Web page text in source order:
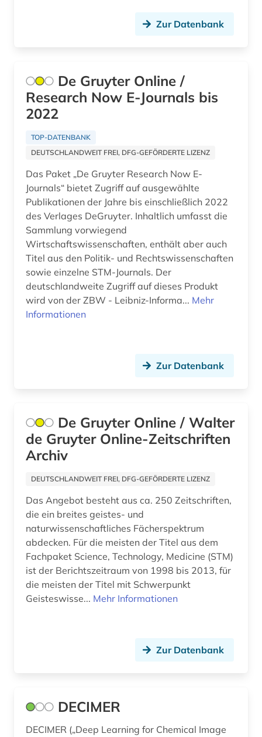
Zur Datenbank
De Gruyter Online /
Research Now E-Journals bis
2022
TOP-DATENBANK
DEUTSCHLANDWEIT FREI, DFG-GEFÖRDERTE LIZENZ
Das Paket „De Gruyter Research Now E-
Journals“ bietet Zugriff auf ausgewählte
Publikationen der Jahre bis einschließlich 2022
des Verlages DeGruyter. Inhaltlich umfasst die
Sammlung vorwiegend
Wirtschaftswissenschaften, enthält aber auch
Titel aus den Politik- und Rechtswissenschaften
sowie einzelne STM-Journals. Der
deutschlandweite Zugriff auf dieses Produkt
wird von der ZBW - Leibniz-Informa... Mehr
Informationen
Zur Datenbank
De Gruyter Online / Walter
de Gruyter Online-Zeitschriften
Archiv
DEUTSCHLANDWEIT FREI, DFG-GEFÖRDERTE LIZENZ
Das Angebot besteht aus ca. 250 Zeitschriften,
die ein breites geistes- und
naturwissenschaftliches Fächerspektrum
abdecken. Für die meisten der Titel aus dem
Fachpaket Science, Technology, Medicine (STM)
ist der Berichtszeitraum von 1998 bis 2013, für
die meisten der Titel mit Schwerpunkt
Geisteswisse... Mehr Informationen
Zur Datenbank
DECIMER
DECIMER („Deep Learning for Chemical Image